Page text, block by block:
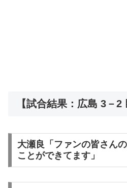
【試合結果：広島 3－2
大瀬良「ファンの皆さん
ことができてます」